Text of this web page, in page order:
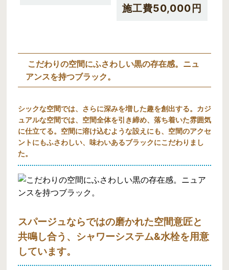
施工費50,000円
こだわりの空間にふさわしい黒の存在感。ニュ
アンスを持つブラック。
シックな空間では、さらに深みを増した趣を創出する。カジ
ュアルな空間では、空間全体を引き締め、落ち着いた雰囲気
に仕立てる。空間に溶け込むような設えにも、空間のアクセ
ントにもふさわしい、味わいあるブラックにこだわりまし
た。
スパージュならではの磨かれた空間意匠と
共鳴し合う、シャワーシステム&水栓を用意
しています。